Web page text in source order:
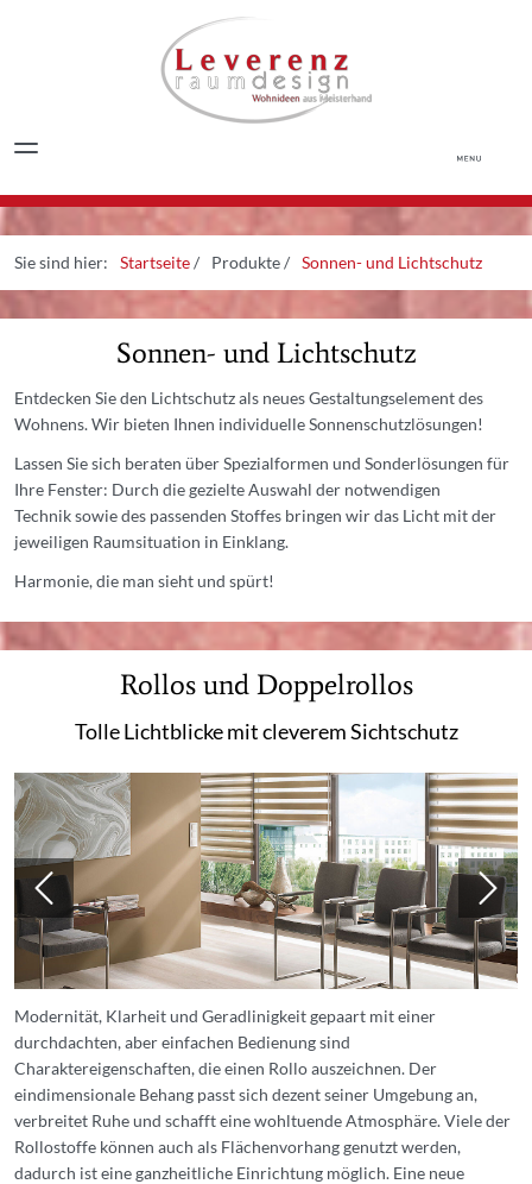
Sie sind hier: Startseite/ Produkte/ Sonnen- und Lichtschutz
Sonnen- und Lichtschutz
Entdecken Sie den Lichtschutz als neues Gestaltungselement des
Wohnens. Wir bieten Ihnen individuelle Sonnenschutzlösungen!
Lassen Sie sich beraten über Spezialformen und Sonderlösungen für
Ihre Fenster: Durch die gezielte Auswahl der notwendigen
Technik sowie des passenden Stoffes bringen wir das Licht mit der
jeweiligen Raumsituation in Einklang.
Harmonie, die man sieht und spürt!
Rollos und Doppelrollos
Tolle Lichtblicke mit cleverem Sichtschutz
Modernität, Klarheit und Geradlinigkeit gepaart mit einer
durchdachten, aber einfachen Bedienung sind
Charaktereigenschaften, die einen Rollo auszeichnen. Der
eindimensionale Behang passt sich dezent seiner Umgebung an,
verbreitet Ruhe und schafft eine wohltuende Atmosphäre. Viele der
Rollostoffe können auch als Flächenvorhang genutzt werden,
dadurch ist eine ganzheitliche Einrichtung möglich. Eine neue